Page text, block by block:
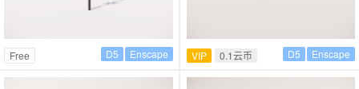
Free Enscape
D5 VIP 0.1云币 Enscape
D5